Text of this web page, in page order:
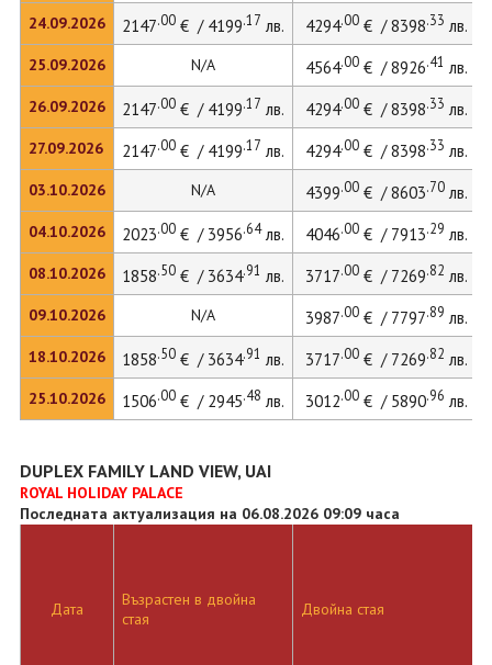
24.09.2026
25.09.2026
26.09.2026
27.09.2026
03.10.2026
04.10.2026
08.10.2026
09.10.2026
18.10.2026
25.10.2026
2147.00€ / 4199.17 лв. 4294.00€ / 8398.33 лв.
N/A 4564.00€ / 8926.41 лв.
2147.00€ / 4199.17 лв. 4294.00€ / 8398.33 лв.
2147.00€ / 4199.17 лв. 4294.00€ / 8398.33 лв.
N/A 4399.00€ / 8603.70лв.
2023.00€ / 3956.64лв. 4046.00€ / 7913.29 лв.
1858.50€ / 3634.91 лв. 3717.00€ / 7269.82 лв.
N/A 3987.00€ / 7797.89 лв.
1858.50€ / 3634.91 лв. 3717.00€ / 7269.82 лв.
1506.00€ / 2945.48 лв. 3012.00€ / 5890.96 лв.
DUPLEX FAMILY LAND VIEW, UAI
ROYAL HOLIDAY PALACE
Последната актуализация на 06.08.2026 09:09 часа
Дата
Възрастен в двойна
стая
Двойна стая